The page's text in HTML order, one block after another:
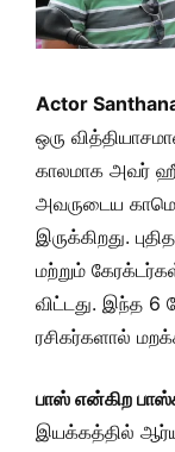
Actor
ஒரு
காலமாக அவர்
அவருடைய
இருக்கிறது.
மற்றும்
விட்டது. இந்த 6
ரசிகர்களால்
பாஸ் என்கிற
இயக்கத்தில்